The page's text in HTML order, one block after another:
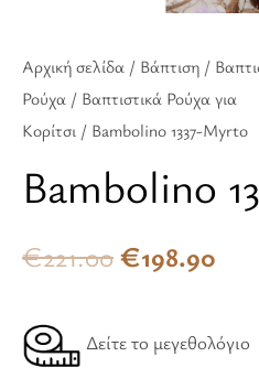
Αρχική σελίδα / Βάπτιση /
Ρούχα / Βαπτιστικά Ρούχα για
Κορίτσι / Bambolino 1337-Myrto
Bambolino
€221.00€198.90
Δείτε το μεγεθολόγιο